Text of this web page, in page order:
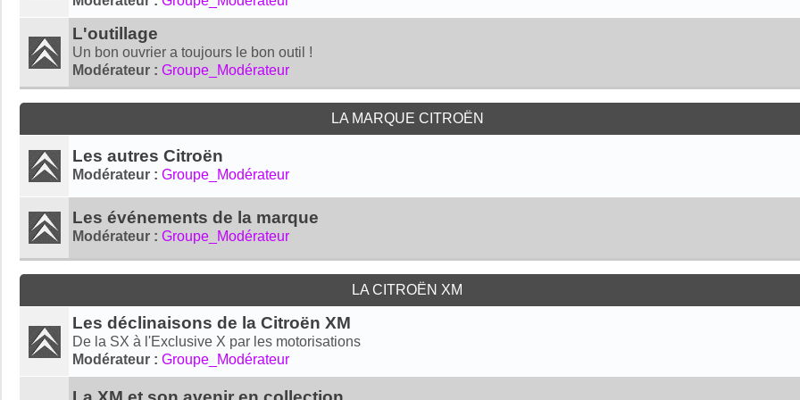
L'outillage
Un bon ouvrier a toujours le bon outil !
Modérateur : Groupe_Modérateur
LA MARQUE CITROËN
Les autres Citroën
Modérateur : Groupe_Modérateur
Les événements de la marque
Modérateur : Groupe_Modérateur
LA CITROËN XM
Les déclinaisons de la Citroën XM
De la SX à l'Exclusive X par les motorisations
Modérateur : Groupe_Modérateur